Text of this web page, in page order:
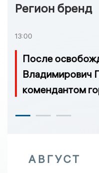
Регион бренд
13:00
После
Владимирович
комендантом
АВГУСТ